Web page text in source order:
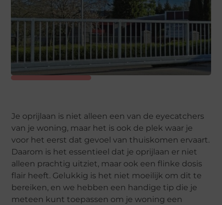
Je oprijlaan is niet alleen een van de eyecatchers
van je woning, maar het is ook de plek waar je
voor het eerst dat gevoel van thuiskomen ervaart.
Daarom is het essentieel dat je oprijlaan er niet
alleen prachtig uitziet, maar ook een flinke dosis
flair heeft. Gelukkig is het niet moeilijk om dit te
bereiken, en we hebben een handige tip die je
meteen kunt toepassen om je woning een